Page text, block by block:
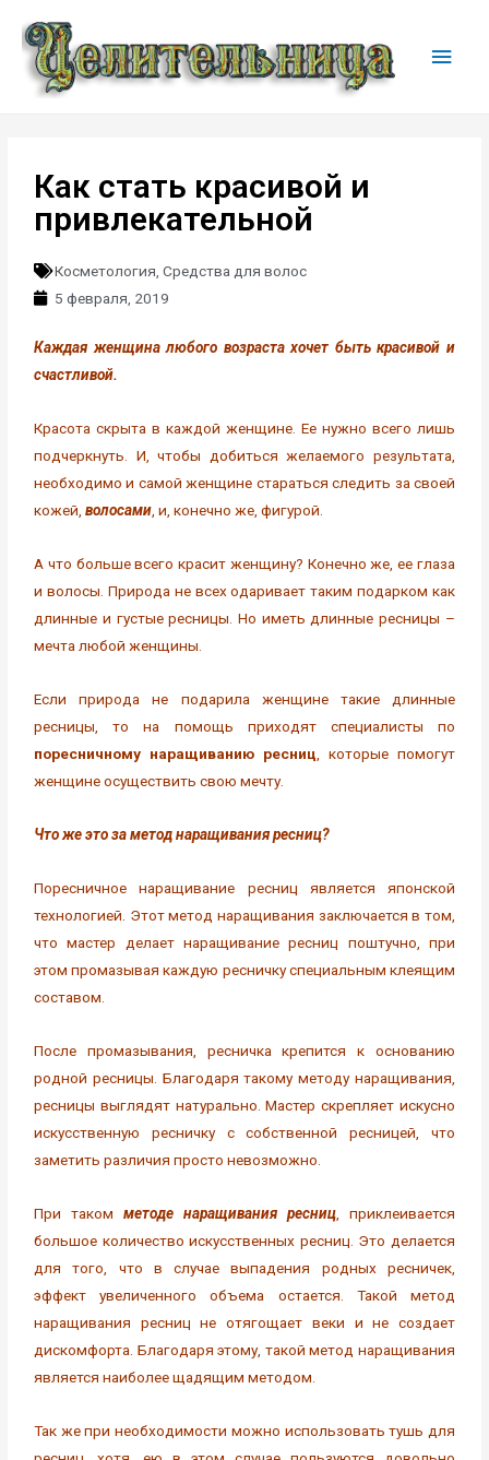
Как стать красивой и
привлекательной
Косметология ,Средства для волос
5 февраля, 2019
Каждая женщина любого возраста хочет быть красивой и
счастливой.
Красота скрыта в каждой женщине. Ее нужно всего лишь
подчеркнуть. И, чтобы добиться желаемого результата,
необходимо и самой женщине стараться следить за своей
кожей,волосами , и, конечно же, фигурой.
А что больше всего красит женщину? Конечно же, ее глаза
и волосы. Природа не всех одаривает таким подарком как
длинные и густые ресницы. Но иметь длинные ресницы –
мечта любой женщины.
Если природа не подарила женщине такие длинные
ресницы, то на помощь приходят специалисты по
поресничному наращиванию ресниц , которые помогут
женщине осуществить свою мечту.
Что же это за метод наращивания ресниц?
Поресничное наращивание ресниц является японской
технологией. Этот метод наращивания заключается в том,
что мастер делает наращивание ресниц поштучно, при
этом промазывая каждую ресничку специальным клеящим
составом.
После промазывания, ресничка крепится к основанию
родной ресницы. Благодаря такому методу наращивания,
ресницы выглядят натурально. Мастер скрепляет искусно
искусственную ресничку с собственной ресницей, что
заметить различия просто невозможно.
При такомметоде наращивания ресниц, приклеивается
большое количество искусственных ресниц. Это делается
для того, что в случае выпадения родных ресничек,
эффект увеличенного объема остается. Такой метод
наращивания ресниц не отягощает веки и не создает
дискомфорта. Благодаря этому, такой метод наращивания
является наиболее щадящим методом.
Так же при необходимости можно использовать тушь для